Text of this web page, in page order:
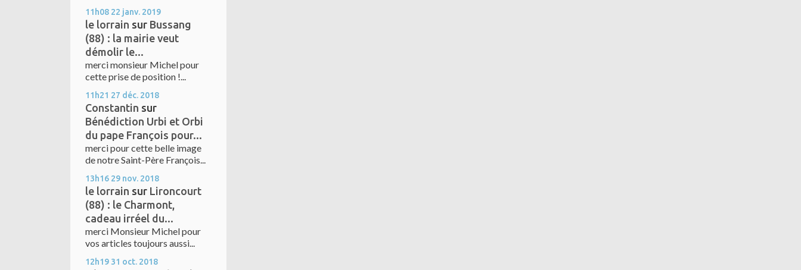
11h08 22 janv. 2019
le lorrain sur Bussang
(88) : la mairie veut
démolir le...
merci monsieur Michel pour
cette prise de position !...
11h21 27 déc. 2018
Constantin sur
Bénédiction Urbi et Orbi
du pape François pour...
merci pour cette belle image
de notre Saint-Père François...
13h16 29 nov. 2018
le lorrain sur Lironcourt
(88) : le Charmont,
cadeau irréel du...
merci Monsieur Michel pour
vos articles toujours aussi...
12h19 31 oct. 2018